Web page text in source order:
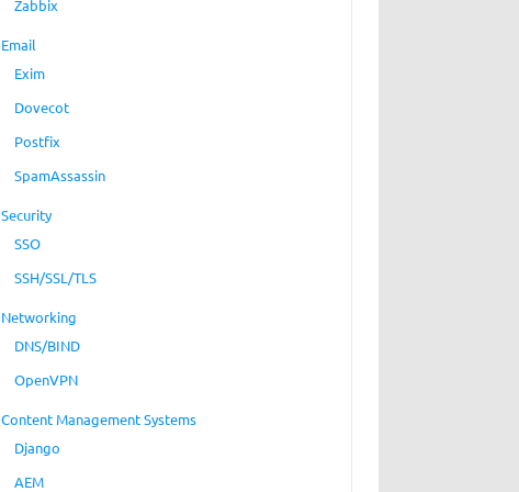
Zabbix
Email
Exim
Dovecot
Postfix
SpamAssassin
Security
SSO
SSH/SSL/TLS
Networking
DNS/BIND
OpenVPN
Content Management Systems
Django
AEM